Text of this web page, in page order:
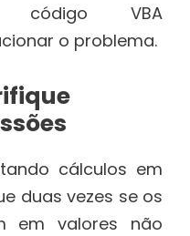
código VBA
o problema.
cálculos em
duas vezes se os
em valores não